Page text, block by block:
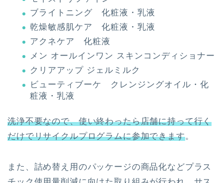
ブライトニング 化粧液・乳液
乾燥敏感肌ケア 化粧液・乳液
アクネケア 化粧液
メン オールインワン スキンコンディショナー
クリアアップ ジェルミルク
ビューティブーケ クレンジングオイル・化
粧液・乳液
洗浄不要なので、使い終わったら店舗に持って行く
だけでリサイクルプログラムに参加できます。
また、詰め替え用のパッケージの商品化などプラス